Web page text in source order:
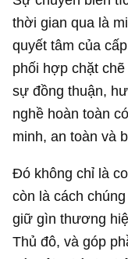
thời gian qua là
quyết tâm của
phối hợp chặt
sự đồng thuận,
nghề hoàn toàn
minh, an toàn và
Đó không chỉ là
còn là cách
giữ gìn thương
Thủ đô, và góp